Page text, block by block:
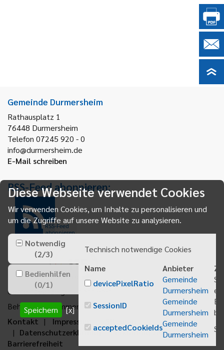
Gemeinde Durmersheim
Rathausplatz 1
76448 Durmersheim
Telefon 07245 920 - 0
info@durmersheim.de
E-Mail schreiben
RSS-Feed abonnieren:
RSS-Feed
abonnieren
Gemeindeanzeiger abonnieren
Behördenrufnummer 115
Kontakt
Impressum
Datenschutzerklärung
Erklärung zur
Barrierefreiheit
Diese Webseite verwendet Cookies
Wir verwenden Cookies, um Inhalte zu personalisieren und
um die Zugriffe auf unsere Website zu analysieren.
Notwendig
(2/3)
Bedienhilfen
(0/1)
Speichern [x]
Technisch notwendige Cookies
Name
Anbieter
devicePixelRatio
Gemeinde
Durmersheim
SessionID
Gemeinde
Durmersheim
acceptedCookieIdsGemeinde
Durmersheim